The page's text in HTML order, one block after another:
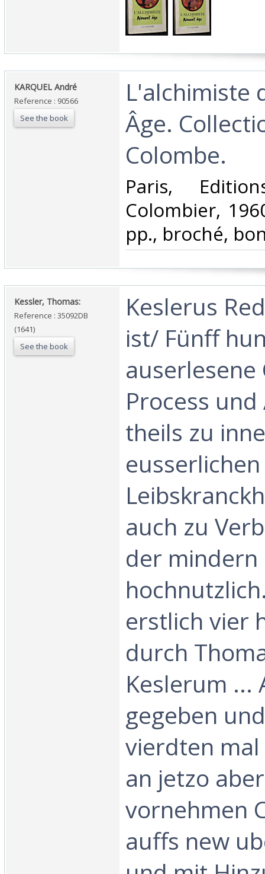
‎KARQUEL André‎
Reference : 90566
See the book
‎L'alchimiste
Âge.
Colombe.‎
‎Paris,
Colombier,
pp., broché,
‎Kessler, Thomas:‎
Reference : 35092DB
(1641)
See the book
‎Keslerus
ist/ Fünff
auserlesene
Process
theils zu
eusserlichen
auch zu
der
erstlich vier
durch
Keslerum ...
gegeben
vierdten
an jetzo
vornehmen
auffs new